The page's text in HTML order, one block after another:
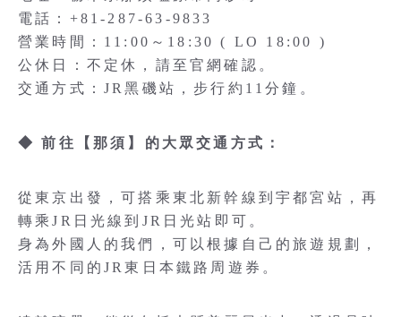
電話：+81-287-63-9833
營業時間：11:00～18:30 ( LO 18:00 )
公休日：不定休，請至官網確認。
交通方式：JR黑磯站，步行約11分鐘。
◆ 前往【那須】的大眾交通方式：
從東京出發，可搭乘東北新幹線到宇都宮站，再
轉乘JR日光線到JR日光站即可。
身為外國人的我們，可以根據自己的旅遊規劃，
活用不同的JR東日本鐵路周遊券。